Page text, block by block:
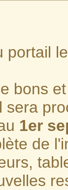
portail
bons
sera
1er
de